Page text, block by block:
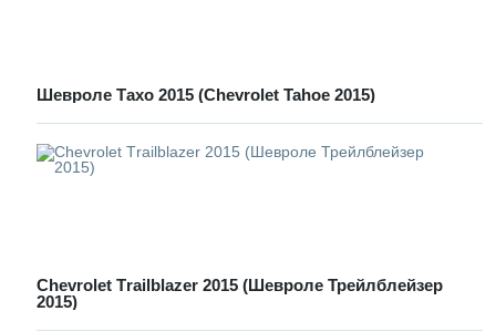
Шевроле Тахо 2015 (Chevrolet Tahoe 2015)
Chevrolet Тrailblazer 2015 (Шевроле Трейлблейзер
2015)